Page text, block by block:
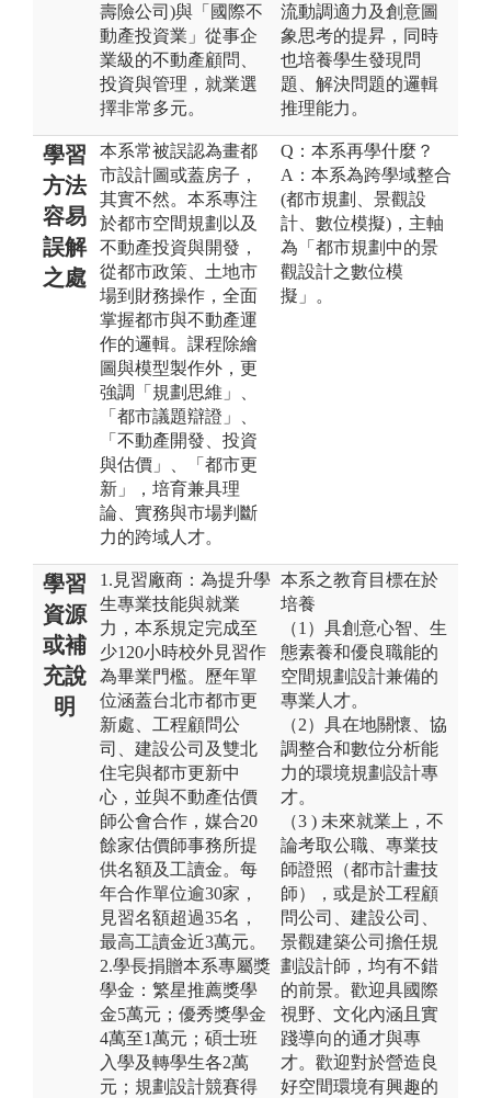
壽險公司)與「國際不
動產投資業」從事企
業級的不動產顧問、
投資與管理，就業選
擇非常多元。
流動調適力及創意圖
象思考的提昇，同時
也培養學生發現問
題、解決問題的邏輯
推理能力。
學習
方法
容易
誤解
之處
本系常被誤認為畫都
市設計圖或蓋房子，
其實不然。本系專注
於都市空間規劃以及
不動產投資與開發，
從都市政策、土地市
場到財務操作，全面
掌握都市與不動產運
作的邏輯。課程除繪
圖與模型製作外，更
強調「規劃思維」、
「都市議題辯證」、
「不動產開發、投資
與估價」、「都市更
新」，培育兼具理
論、實務與市場判斷
力的跨域人才。
Q：本系再學什麼？
A：本系為跨學域整合
(都市規劃、景觀設
計、數位模擬)，主軸
為「都市規劃中的景
觀設計之數位模
擬」。
學習
資源
或補
充說
明
1.見習廠商：為提升學
生專業技能與就業
力，本系規定完成至
少120小時校外見習作
為畢業門檻。歷年單
位涵蓋台北市都市更
新處、工程顧問公
司、建設公司及雙北
住宅與都市更新中
心，並與不動產估價
師公會合作，媒合20
餘家估價師事務所提
供名額及工讀金。每
年合作單位逾30家，
見習名額超過35名，
最高工讀金近3萬元。
2.學長捐贈本系專屬獎
學金：繁星推薦獎學
金5萬元；優秀獎學金
4萬至1萬元；碩士班
入學及轉學生各2萬
元；規劃設計競賽得
本系之教育目標在於
培養
（1）具創意心智、生
態素養和優良職能的
空間規劃設計兼備的
專業人才。
（2）具在地關懷、協
調整合和數位分析能
力的環境規劃設計專
才。
（3 ) 未來就業上，不
論考取公職、專業技
師證照（都市計畫技
師），或是於工程顧
問公司、建設公司、
景觀建築公司擔任規
劃設計師，均有不錯
的前景。歡迎具國際
視野、文化內涵且實
踐導向的通才與專
才。歡迎對於營造良
好空間環境有興趣的